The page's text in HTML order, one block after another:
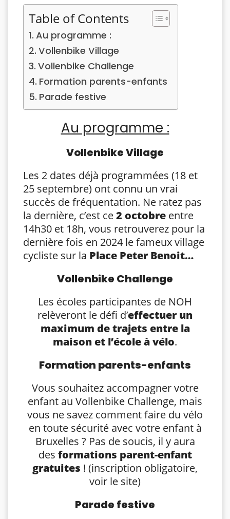
Table of Contents
Au programme :
Vollenbike Village
Vollenbike Challenge
Formation parents-enfants
Parade festive
Au programme :
Vollenbike Village
Les 2 dates déjà programmées (18 et
25 septembre) ont connu un vrai
succès de fréquentation. Ne ratez pas
la dernière, c’est ce2 octobre entre
14h30 et 18h, vous retrouverez pour la
dernière fois en 2024 le fameux village
cycliste sur la Place Peter Benoit…
Vollenbike Challenge
Les écoles participantes de NOH
relèveront le défi d’effectuer un
maximum de trajets entre la
maison et l’école à vélo.
Formation parents-enfants
Vous souhaitez accompagner votre
enfant au Vollenbike Challenge, mais
vous ne savez comment faire du vélo
en toute sécurité avec votre enfant à
Bruxelles ? Pas de soucis, il y aura
des formations parent-enfant
gratuites ! (inscription obligatoire,
voir le site)
Parade festive